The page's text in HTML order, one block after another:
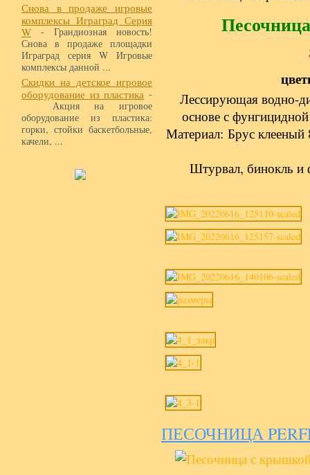
Снова в продаже игровые
комплексы Играград Серия
W - Грандиозная новость!
Снова в продаже площадки
Играград серия W Игровые
комплексы данной ...
Скидки на детское игровое
оборудование из пластика -
Акция на игровое
оборудование из пластика:
горки, стойки баскетбольные,
качели, ...
Лессирующая водно-
основе с
Материал: Брус
Штурвал, бинокль и
ПЕСОЧНИЦА